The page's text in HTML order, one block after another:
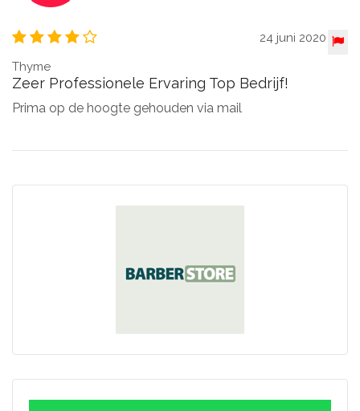
24 juni 2020
Thyme
Zeer Professionele Ervaring Top Bedrijf!
Prima op de hoogte gehouden via mail